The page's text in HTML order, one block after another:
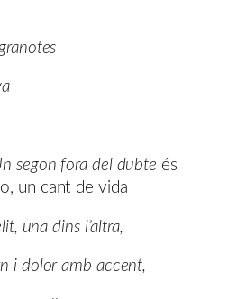
segon fora del dubte és
un cant de vida
una dins l’altra,
i dolor amb accent,